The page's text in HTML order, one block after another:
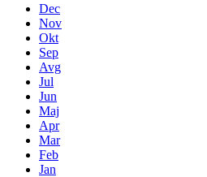
Dec
Nov
Okt
Sep
Avg
Jul
Jun
Maj
Apr
Mar
Feb
Jan